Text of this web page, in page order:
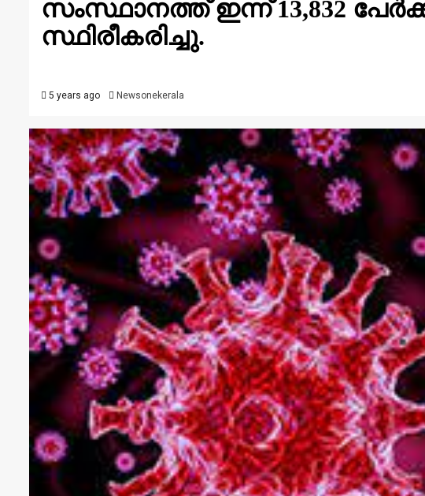
സംസ്ഥാനത്ത് ഇന്ന് 13,832
സ്ഥിരീകരിച്ചു.
5 years ago Newsonekerala